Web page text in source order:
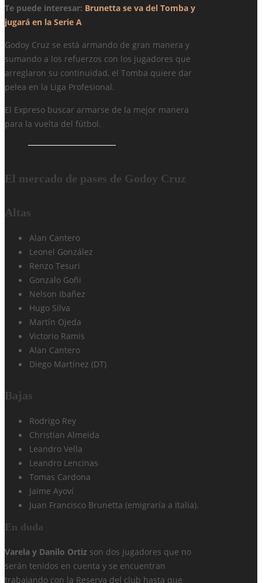
Te puede interesar: Brunetta se va del Tomba y
jugará en la Serie A
Godoy Cruz se está armando de gran manera y
sumando a los refuerzos con los jugadores que
arreglaron su continuidad, el Tomba quiere dar
pelea en la Liga Profesional.
El Expreso buscar armarse de la mejor manera
para la vuelta del fútbol.
El mercado de pases de Godoy Cruz
Altas
Alan Cantero
Leonel González
Renzo Tesuri
Gonzalo Goñi
Nelson Ibañez
Hugo Silva
Martín Ojeda
Victorio Ramis
Alan Cantero
Diego Martínez (DT)
Bajas
Rodrigo Rey
Christian Almeida
Leandro Vella
Leandro Lencinas
Tomas Cardona
Jaime Ayoví
Juan Francisco Brunetta (emigraría a Italia).
En duda
Varela y Danilo Ortiz son dos jugadores que no
serán tenidos en cuenta y se encuentran
trabajando con la Reserva del club hasta que